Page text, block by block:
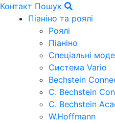
Контакт Пошук
Піаніно та роялі
Роялі
Піаніно
Спеціальні
Система Vario
Bechstein
C. Bechstein
C. Bechstein
W.Hoffmann